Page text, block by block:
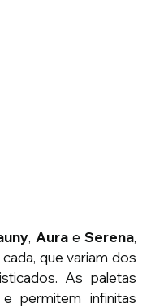
, Aura e Serena,
que variam dos
As paletas
permitem infinitas